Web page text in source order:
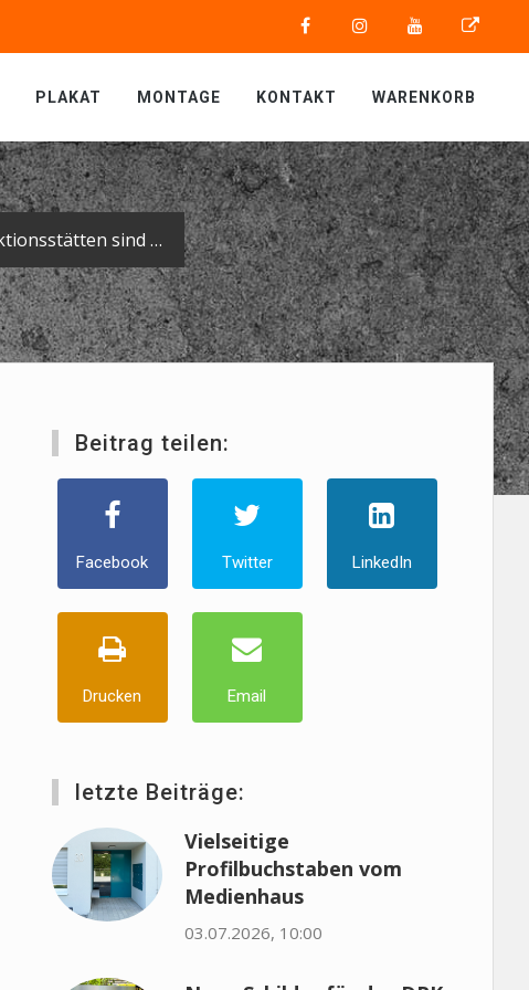
PLAKAT MONTAGE KONTAKT WARENKORB
Unsere diesjährigen Umbau- und Renovierungsmaßnahmen der Produktionsstätten sind abgeschlossen.
Beitrag teilen:
Facebook Twitter LinkedIn
Drucken Email
letzte Beiträge:
Vielseitige
Profilbuchstaben vom
Medienhaus
03.07.2026, 10:00